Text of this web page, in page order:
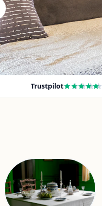
Trustpilot